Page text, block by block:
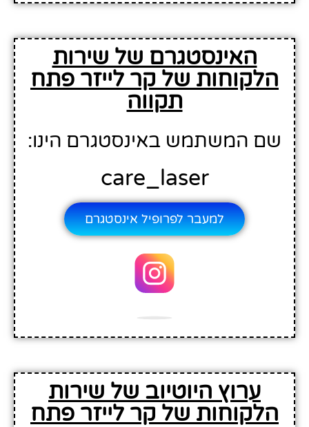
האינסטגרם של שירות
הלקוחות של קר לייזר פתח
תקווה
שם המשתמש באינסטגרם הינו:
care_laser
למעבר לפרופיל אינסטגרם
ערוץ היוטיוב של שירות
הלקוחות של קר לייזר פתח